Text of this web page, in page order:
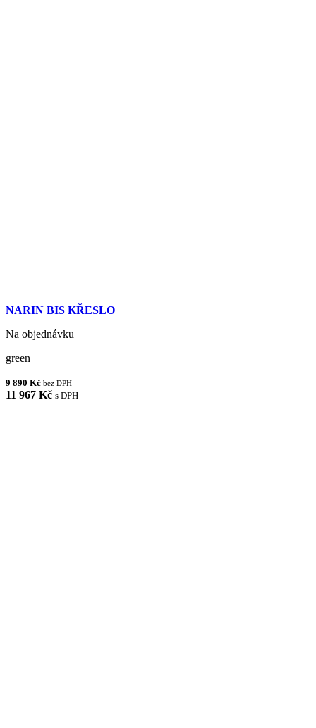
NARIN BIS KŘESLO
Na objednávku
green
9 890 Kč bez DPH
11 967 Kč s DPH